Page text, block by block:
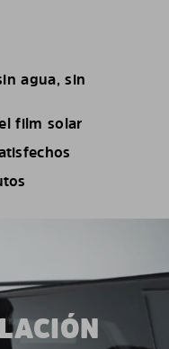
agua, sin
film solar